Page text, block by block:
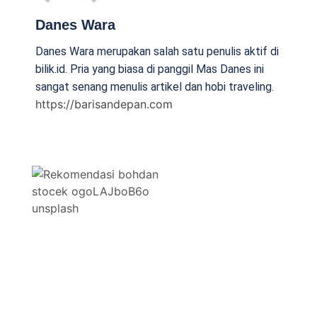
Danes Wara
Danes Wara merupakan salah satu penulis aktif di
bilik.id. Pria yang biasa di panggil Mas Danes ini
sangat senang menulis artikel dan hobi traveling.
https://barisandepan.com